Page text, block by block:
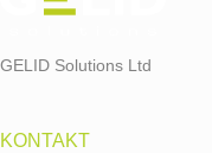
GELID Solutions Ltd
KONTAKT